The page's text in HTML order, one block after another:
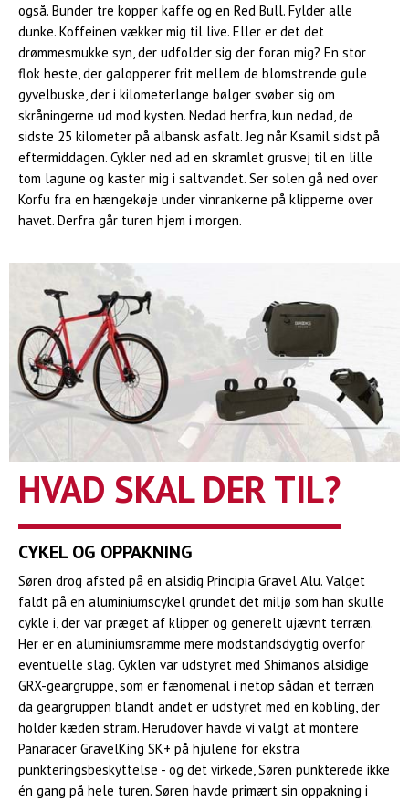
også. Bunder tre kopper kaffe og en Red Bull. Fylder alle
dunke. Koffeinen vækker mig til live. Eller er det det
drømmesmukke syn, der udfolder sig der foran mig? En stor
flok heste, der galopperer frit mellem de blomstrende gule
gyvelbuske, der i kilometerlange bølger svøber sig om
skråningerne ud mod kysten. Nedad herfra, kun nedad, de
sidste 25 kilometer på albansk asfalt. Jeg når Ksamil sidst på
eftermiddagen. Cykler ned ad en skramlet grusvej til en lille
tom lagune og kaster mig i saltvandet. Ser solen gå ned over
Korfu fra en hængekøje under vinrankerne på klipperne over
havet. Derfra går turen hjem i morgen.
HVAD SKAL DER TIL?
CYKEL OG OPPAKNING
Søren drog afsted på en alsidig Principia Gravel Alu. Valget
faldt på en aluminiumscykel grundet det miljø som han skulle
cykle i, der var præget af klipper og generelt ujævnt terræn.
Her er en aluminiumsramme mere modstandsdygtig overfor
eventuelle slag. Cyklen var udstyret med Shimanos alsidige
GRX-geargruppe, som er fænomenal i netop sådan et terræn
da geargruppen blandt andet er udstyret med en kobling, der
holder kæden stram. Herudover havde vi valgt at montere
Panaracer GravelKing SK+ på hjulene for ekstra
punkteringsbeskyttelse - og det virkede, Søren punkterede ikke
én gang på hele turen. Søren havde primært sin oppakning i